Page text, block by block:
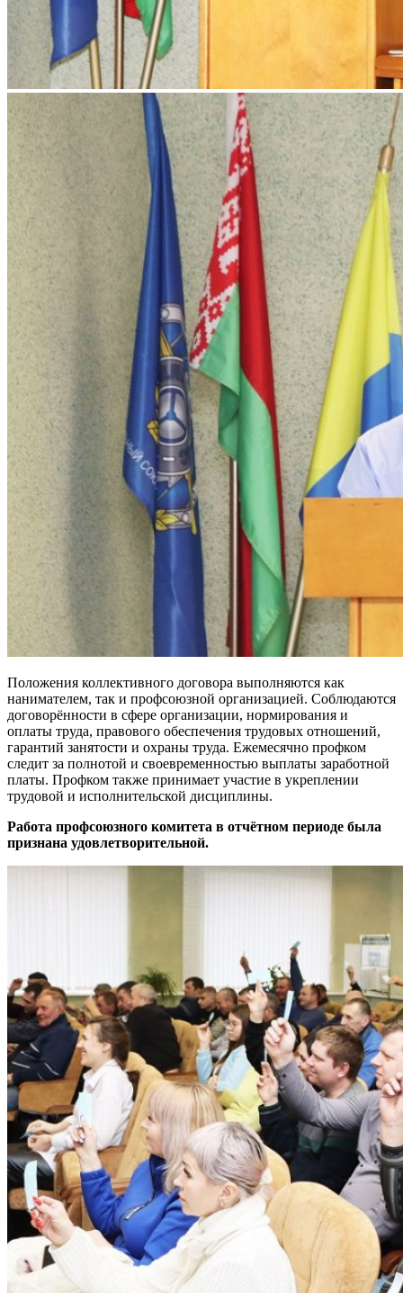
Положения коллективного договора выполняются как
нанимателем, так и профсоюзной организацией. Соблюдаются
договорённости в сфере организации, нормирования и
оплаты труда, правового обеспечения трудовых отношений,
гарантий занятости и охраны труда. Ежемесячно профком
следит за полнотой и своевременностью выплаты заработной
платы. Профком также принимает участие в укреплении
трудовой и исполнительской дисциплины.
Работа профсоюзного комитета в отчётном периоде была
признана удовлетворительной.